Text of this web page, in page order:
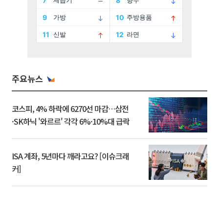
주요뉴스
코스피, 4% 하락에 6270선 마감…삼전
·SK하닉 '와르르' 각각 6%·10%대 급락
ISA 계좌, 5년마다 깨라고요? [이슈크래
커]